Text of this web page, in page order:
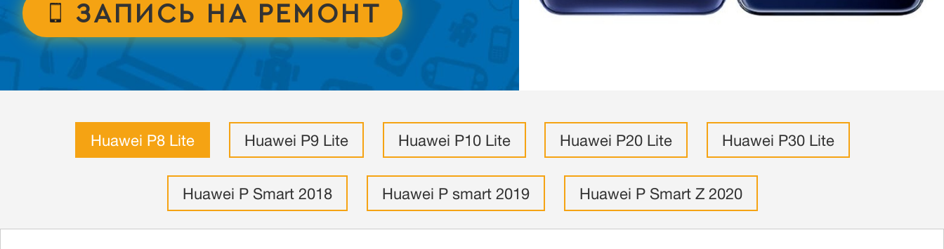
ЗАПИСЬ НА РЕМОНТ
Huawei P8 Lite Huawei P9 Lite Huawei P10 Lite Huawei P20 Lite Huawei P30 Lite
Huawei P Smart 2018 Huawei P smart 2019 Huawei P Smart Z 2020